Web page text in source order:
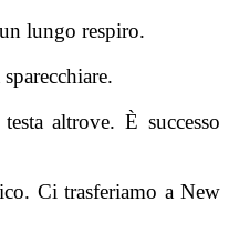
lungo respiro.
altrove. È successo
Ci trasferiamo a New